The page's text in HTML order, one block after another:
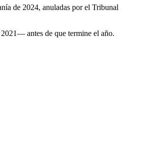
de 2024, anuladas por el Tribunal
antes de que termine el año.